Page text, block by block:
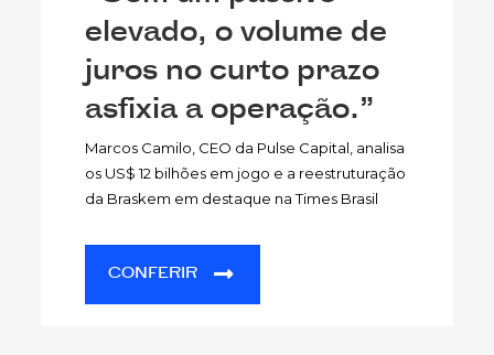
elevado, o volume de
juros no curto prazo
asfixia a operação.”
Marcos Camilo, CEO da Pulse Capital, analisa
os US$ 12 bilhões em jogo e a reestruturação
da Braskem em destaque na Times Brasil
CONFERIR